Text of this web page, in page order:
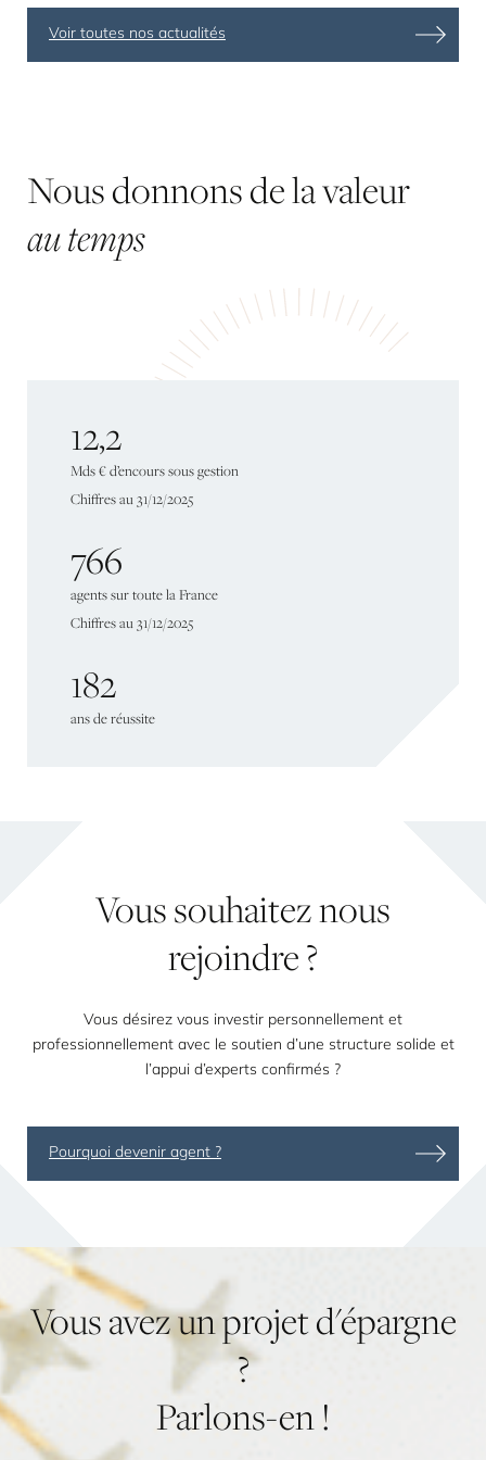
Voir toutes nos actualités
Nousdonnonsdelavaleur
au temps
12,2
Mds€d’encourssousgestion
Chiffresau31/12/2025
766
agentssurtoutelaFrance
Chiffresau31/12/2025
182
ansderéussite
Voussouhaiteznous
rejoindre?
Vous désirez vous investir personnellement et
professionnellement avec le soutien d’une structure solide et
l’appui d’experts confirmés ?
Pourquoi devenir agent ?
Vousavezunprojetd'épargne
?
Parlons-en!